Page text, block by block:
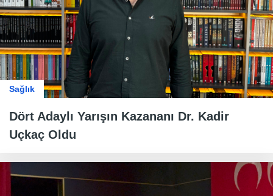
Sağlık
Dört Adaylı Yarışın Kazananı Dr. Kadir
Uçkaç Oldu